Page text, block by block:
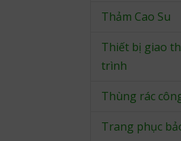
Thảm Cao Su
Thiết bị giao
trình
Thùng rác
Trang phục